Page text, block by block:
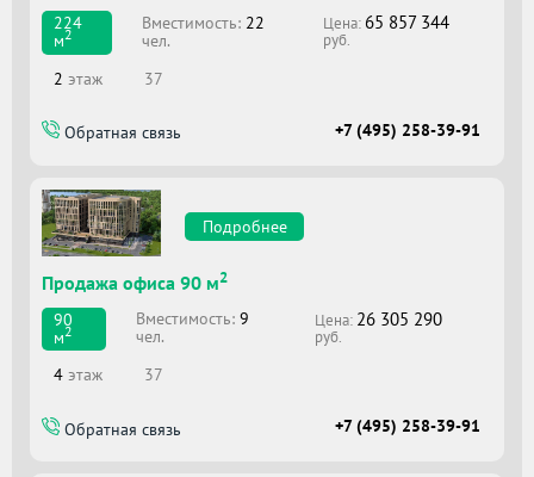
224
м2
Вместимоcть: 22
чел.
Цена: 65 857 344
руб.
2 этаж 37
Обратная связь +7 (495) 258-39-91
Подробнее
Продажа офиса 90 м2
90
м2
Вместимоcть: 9
чел.
Цена: 26 305 290
руб.
4 этаж 37
Обратная связь +7 (495) 258-39-91